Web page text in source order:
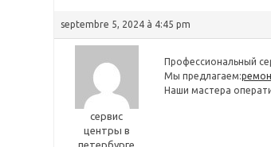
septembre 5, 2024 à 4:45 pm
сервис
центры в
петербурге
Профессиональный
Мы предлагаем:
Наши мастера